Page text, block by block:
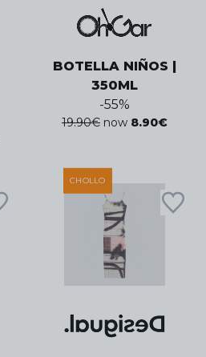
BOTELLA NIÑOS |
350ML
-55%
19.90€ now 8.90€
CHOLLO